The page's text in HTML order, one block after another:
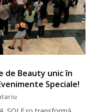
de Beauty unic în
Speciale!